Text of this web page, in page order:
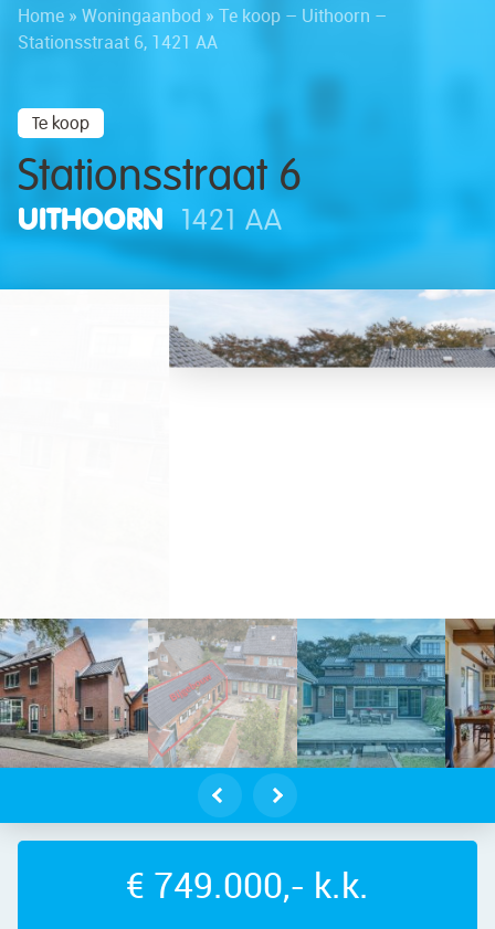
Home » Woningaanbod » Te koop – Uithoorn –
Stationsstraat 6, 1421 AA
Te koop
Stationsstraat 6
UITHOORN 1421 AA
– Stationsstraat 6, 1421 AA –
€ 749.000,- k.k.